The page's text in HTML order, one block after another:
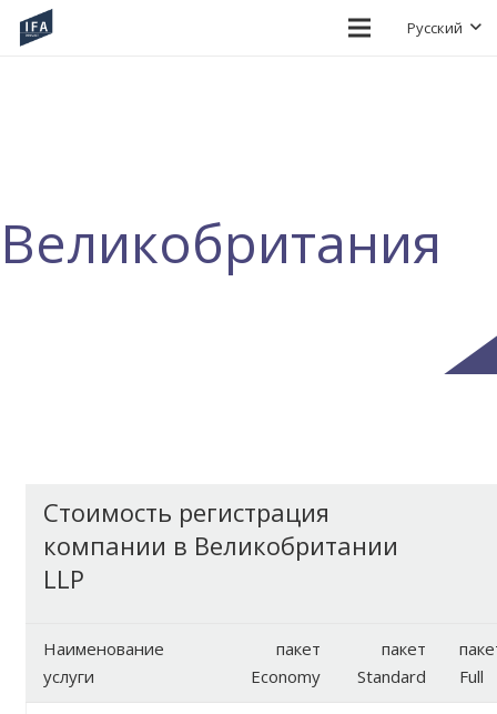
Русский
Великобритания
Стоимость регистрация
компании в Великобритании
LLP
Наименование
услуги
пакет
Economy
пакет
Standard
Full